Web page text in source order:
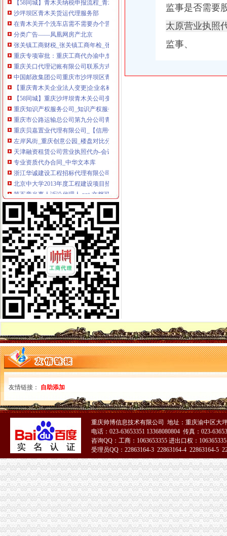
沙坪坝区青木关货运代理服务部
在青木关开个洗车店需不需要办个营业执照？_搜问问
分类广告——凤凰网房产北京
张关镇工商财税_张关镇工商年检_张关镇工商代办-58到家
重庆专项审批：重庆工商代办渝中,慷慨的派息政策成为企业的选择。
重庆关口代理记账有限公司联系方式_信用报告_工商信息-启信宝
中国邮政集团公司重庆市沙坪坝区青木关邮政支局_【信用信息_诉讼信
【重庆青木关企业法人变更|企业名称变更|企业地址变更】-重庆赶集网
【58同城】重庆沙坪坝青木关公司变更_公司名称/法人变更_工商变更
重庆知识产权服务公司_知识产权服务厂_生产厂家企业公司
重庆市公路运输总公司第九分公司青木关汽车厂_【电话地址_招聘信息
重庆贝嘉置业代理有限公司_【信用信息_诉讼信息_财务信息_注册信息
左岸风街_重庆创意公园_楼盘对比分析-重庆乐居
天津融资租赁公司营业执照代办-会计/审计-久久信息网
专业资质代办合同_中华文本库
浙江华诚建设工程招标代理有限公司关于浙江小百花越剧院（浙江小百
北京中大学2013年度工程建设项目招标代理机构遴选公告-十环招
第五章当事人诉讼代理人.ppt-文档可在线阅读
澳凯龙：补充法律意见书1_澳凯龙（）_公告正文
石家庄合办建筑装饰公司_石家庄合办建筑装饰公司
【重庆其他金融业黄页】_第2页_顺企网
哈尔滨市百年大事记
电话号码重庆重庆市4企业名录_企业信息
【图】重庆沙坪坝青木关工业园公司注册代办执照_重庆工商注册_重
日本~关东12天~在樱花烂漫的时光,与青春谈一场不分手的恋爱~,日
北京东城进出口权备案办理材料_周边服务栏目_机电之家网
中介转让厂家_中介转让厂家/公司-阿里巴巴公司黄页
苏州氟电池材料股份有限公司_【电话地址_招聘信息_注册信息_信用
重庆代办消防验收的程序_重庆代过消防设计_新浪博客
北京丰台劳务派遣许可证受理范围_周边服务栏目_机电之家网
澳大利亚旅游签证超完备攻略及案例汇总-澳大利亚旅游攻略-澳新通
【重庆青木关黄页大全|重庆青木关本地信息网】-重庆百姓网
【图】重庆渝州路公司注册/营业执照代理/注册公司创业找冯悦_重庆会
重庆税务代理公司_列表网
台湾输送带进口报关报检海关核价标准是根据什么_清关代理公司_进口
今日要（第197期）-恩区人民
天津青年装饰公司_天津青年装饰公司
宝丰工商年检_列表网
佛塑科技：非公开发行股份购买资产暨关联交易报告书（修订稿）摘要
网上游戏厅代理电玩_中国科学院
【图】来小龙坎立交旁找专业工商代办公司/代账会计为你服务_重庆会
2018日本旅游攻略,日本自由行攻略,马蜂窝日本出游攻略游记-马蜂
重庆沙坪坝青木关会计审计公司|重庆列表网
佛塑科技：中山证券有限责任公司关于公司非公开发行股份购买资产暨
重庆青木关分类信息-重庆百姓网
佛塑科技：非公开发行股份购买资产暨关联交易报告书（修订稿）摘要
青木关代办营业执照
找代办营业执照和其他相关证件的公司-梅河口生活网（梅河口信息网）
营业执照退了自家小店关了别忘把POS机还银行
广州现货代理日本青木聚乙二醇级PEG价格-盖德化
监事是否需要
太原营业执照
监事、
友情链接： 自助添加
重庆帅博信息技术有限公司 地址：重庆渝中区大
电话：023-63653351 13368080804 传真：023-
咨询QQ：工商：1063653355 进出口权：
受理员QQ：22863164-3 22863164-4 22863164-5
51La